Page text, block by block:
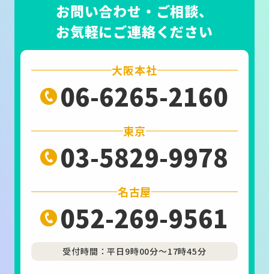
お問い合わせ・ご相談、
お気軽にご連絡ください
大阪本社
06-6265-2160
東京
03-5829-9978
名古屋
052-269-9561
受付時間：平日9時00分～17時45分